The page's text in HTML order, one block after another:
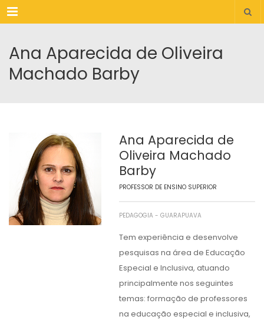
Menu
Ana Aparecida de Oliveira
Machado Barby
Ana Aparecida de
Oliveira Machado
Barby
PROFESSOR DE ENSINO SUPERIOR
PEDAGOGIA - GUARAPUAVA
Tem experiência e desenvolve
pesquisas na área de Educação
Especial e Inclusiva, atuando
principalmente nos seguintes
temas: formação de professores
na educação especial e inclusiva,